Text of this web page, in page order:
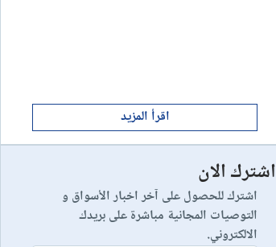
إستعراض شركة
10
اقرأ المزيد
اشترك الان
اشترك للحصول على آخر اخبار الأسواق و
التوصيات المجانية مباشرة على بريدك
الالكتروني.